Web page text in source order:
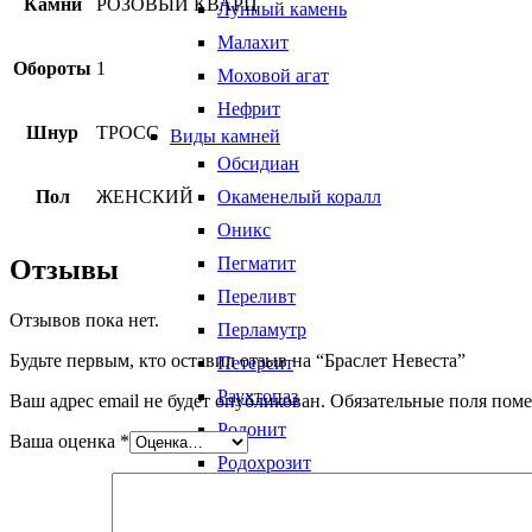
Лунный камень
Малахит
Моховой агат
Нефрит
Виды камней
Обсидиан
Окаменелый коралл
Оникс
Пегматит
Переливт
Перламутр
Петерсит
Раухтопаз
Родонит
Родохрозит
Обороты 1
Шнур ТРОСС
Пол ЖЕНСКИЙ
Отзывы
Отзывов пока нет.
Будьте первым, кто оставил отзыв на “Браслет Невеста”
Ваш адрес email не будет опубликован. Обязательные поля
Ваша оценка *